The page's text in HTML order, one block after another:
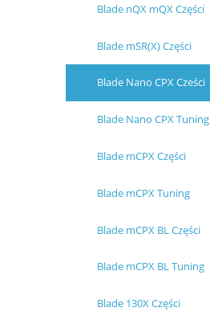
Blade nQX mQX Części
Blade mSR(X) Części
Blade Nano CPX Cześci
Blade Nano CPX Tuning
Blade mCPX Części
Blade mCPX Tuning
Blade mCPX BL Części
Blade mCPX BL Tuning
Blade 130X Części